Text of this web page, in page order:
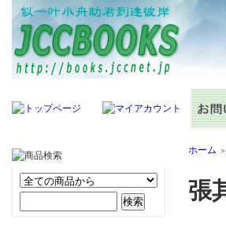
ホーム ＞
張